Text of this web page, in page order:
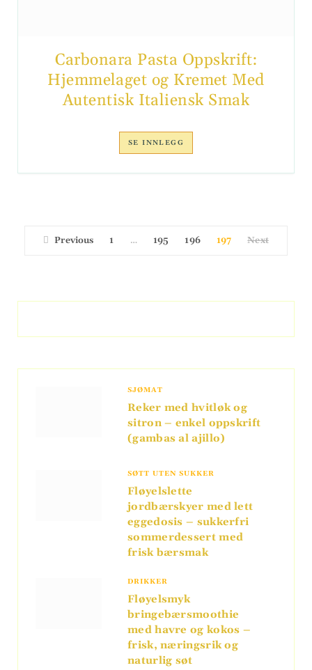
Carbonara Pasta Oppskrift:
Hjemmelaget og Kremet Med
Autentisk Italiensk Smak
SE INNLEGG
Previous 1 … 195 196 197 Next
SJØMAT
Reker med hvitløk og
sitron – enkel oppskrift
(gambas al ajillo)
SØTT UTEN SUKKER
Fløyelslette
jordbærskyer med lett
eggedosis – sukkerfri
sommerdessert med
frisk bærsmak
DRIKKER
Fløyelsmyk
bringebærsmoothie
med havre og kokos –
frisk, næringsrik og
naturlig søt